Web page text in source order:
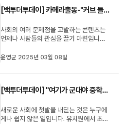
설치하기도 했죠. 가끔 단...
[백투더투데이] 카메라출동-"커브 돌면 경찰 있어요" 1985년 대구의 과속 운전 단속
사회의 여러 문제점을 고발하는 콘텐츠는
언제나 사람들의 관심을 끌기 마련입니다.
텐츠를 방송하지만 예전에는 공중파 TV에
습니다. 카메라 출동, 1분 출동, 카메라 산
했었는데요, 1985년 대구와 ...
윤영균 2025년 03월 08일
[백투더투데이] "여기가 군대야 중학교야" 1970년~2000년대 대구의 중학교 입학식
새로운 사회에 첫발을 내딛는 것은 누구에
게나 쉽지 않은 일입니다. 유치원에서 초등